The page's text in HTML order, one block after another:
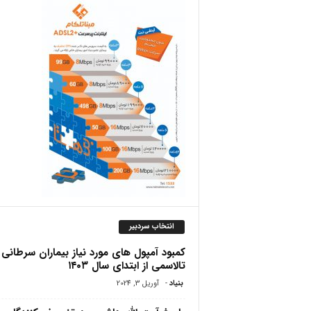
ص
انتخاب سردبیر
کمبود آمپول های مورد نیاز بیماران
تالاسمی از ابتدای سال ۱۴۰۳
بنیاد - آوریل 3, 2024